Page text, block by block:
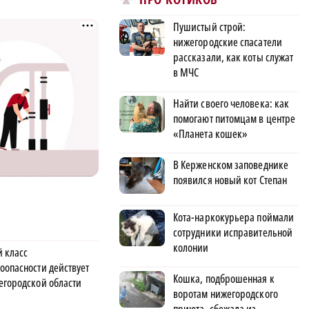
класс
действует
области
Пушистый строй:
нижегородские спасатели
рассказали, как коты служат
в МЧС
Найти своего человека: как
помогают питомцам в центре
«Планета кошек»
В Керженском заповеднике
появился новый кот Степан
Кота-наркокурьера поймали
сотрудники исправительной
колонии
Кошка, подброшенная к
воротам нижегородского